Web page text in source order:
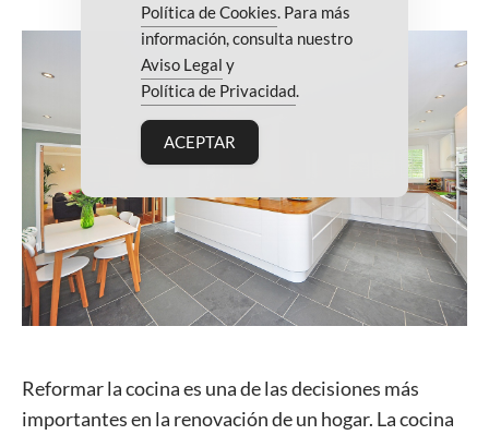
Reformar la cocina es una de las decisiones más
importantes en la renovación de un hogar. La cocina
Política de Cookies. Para más
información, consulta nuestro
Aviso Legal y
Política de Privacidad.
ACEPTAR